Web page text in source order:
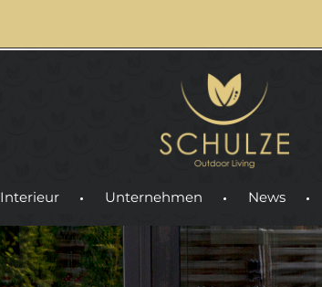
Interieur Unternehmen News